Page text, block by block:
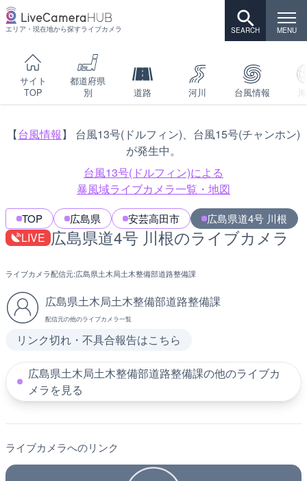
エリア・現在地から探すライブカメラ
サイト
TOP
都道府県
別
道路 河川 台風情報
【台風情報】 台風13号(ドルフィン)、台風15号(チャンホン)
が発生中。
台風13号(ドルフィン)による
暴風域ライブカメラ一覧・地図
TOP 広島県 安芸高田市 広島県道4号 川根
LIVE 広島県道4号 川根のライブカメラ
ライブカメラ配信元:広島県土木局土木整備部道路整備課
広島県土木局土木整備部道路整備課
配信元の他のライブカメラ一覧
リンク切れ・不具合報告はこちら
広島県土木局土木整備部道路整備課の他のライブカ
メラを見る
ライブカメラへのリンク